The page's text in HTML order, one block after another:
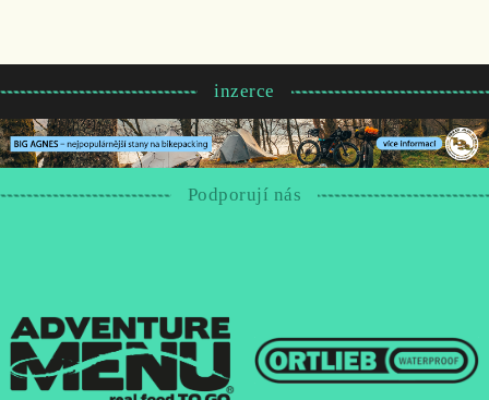
inzerce
Podporují nás